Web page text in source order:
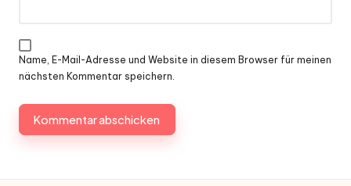
Name, E-Mail-Adresse und Website in diesem Browser für meinen
nächsten Kommentar speichern.